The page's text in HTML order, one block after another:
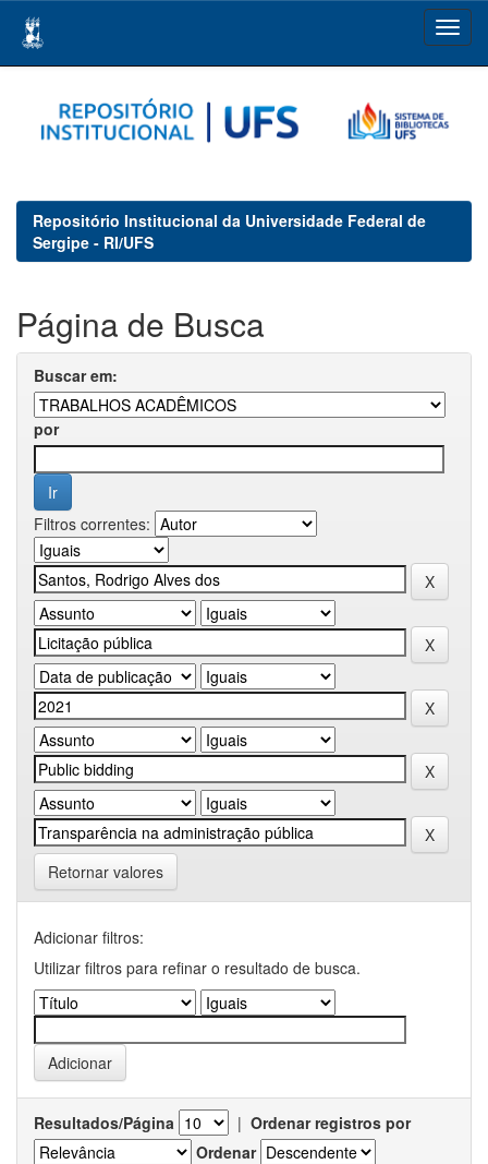
navigation
Repositório Institucional da Universidade Federal de
Sergipe - RI/UFS
Página de Busca
Buscar em:
por
Filtros correntes:
Retornar valores
Adicionar filtros:
Utilizar filtros para refinar o resultado de busca.
Resultados/Página | Ordenar registros por
Ordenar